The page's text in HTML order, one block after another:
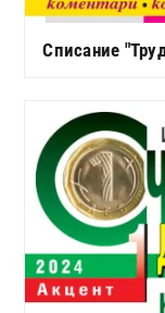
Списание